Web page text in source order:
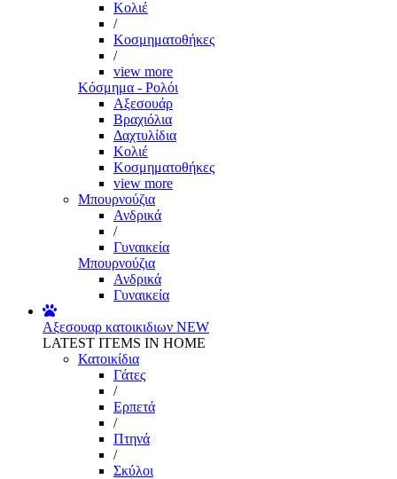
Κολιέ
/
Κοσμηματοθήκες
/
view more
Κόσμημα - Ρολόι
Αξεσουάρ
Βραχιόλια
Δαχτυλίδια
Κολιέ
Κοσμηματοθήκες
view more
Μπουρνούζια
Ανδρικά
/
Γυναικεία
Μπουρνούζια
Ανδρικά
Γυναικεία
Αξεσουαρ κατοικιδιων NEW
LATEST ITEMS IN HOME
Κατοικίδια
Γάτες
/
Ερπετά
/
Πτηνά
/
Σκύλοι